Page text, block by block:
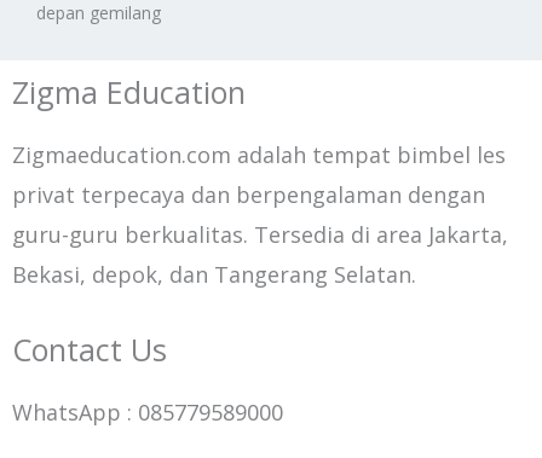
depan gemilang
Zigma Education
Zigmaeducation.com adalah tempat bimbel les
privat terpecaya dan berpengalaman dengan
guru-guru berkualitas. Tersedia di area Jakarta,
Bekasi, depok, dan Tangerang Selatan.
Contact Us
WhatsApp : 085779589000